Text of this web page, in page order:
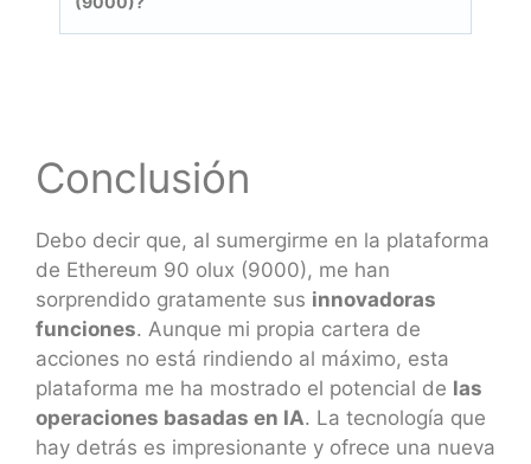
Conclusión
Debo decir que, al sumergirme en la plataforma
de Ethereum 90 olux (9000), me han
sorprendido gratamente sus innovadoras
funciones. Aunque mi propia cartera de
acciones no está rindiendo al máximo, esta
plataforma me ha mostrado el potencial de las
operaciones basadas en IA. La tecnología que
hay detrás es impresionante y ofrece una nueva